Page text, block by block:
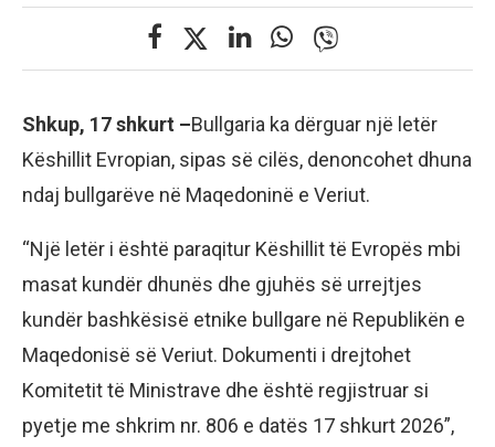
Shkup, 17 shkurt –Bullgaria ka dërguar një letër
Këshillit Evropian, sipas së cilës, denoncohet dhuna
ndaj bullgarëve në Maqedoninë e Veriut.
“Një letër i është paraqitur Këshillit të Evropës mbi
masat kundër dhunës dhe gjuhës së urrejtjes
kundër bashkësisë etnike bullgare në Republikën e
Maqedonisë së Veriut. Dokumenti i drejtohet
Komitetit të Ministrave dhe është regjistruar si
pyetje me shkrim nr. 806 e datës 17 shkurt 2026”,